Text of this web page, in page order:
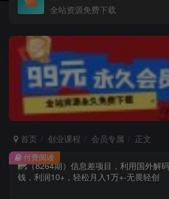
全站资源免费下载
首页 创业课程 会员专属 正文
付费阅读